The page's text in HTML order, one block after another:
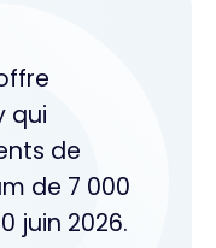
qui
de
de 7 000
juin 2026.